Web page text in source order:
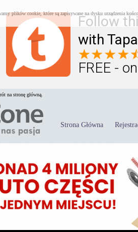
Follow
with
FREE -
plików cookie, które są zapisywane na dysku urządzenia
na stronę główną.
Strona Główna